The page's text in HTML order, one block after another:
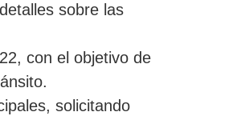
sobre las
con el objetivo de
solicitando